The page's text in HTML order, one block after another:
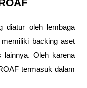
diatur oleh lembaga
backing aset
lainnya. Oleh karena
termasuk dalam